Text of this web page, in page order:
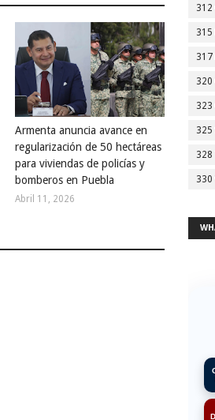
Armenta anuncia avance en
regularización de 50 hectáreas
para viviendas de policías y
bomberos en Puebla
Abril 11, 2026
312
315
320
323
325
328
330